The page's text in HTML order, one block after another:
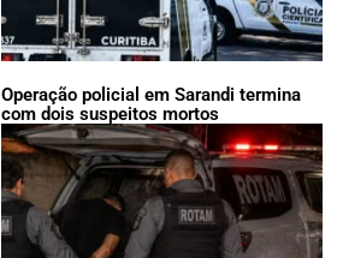
Operação policial em Sarandi termina
com dois suspeitos mortos